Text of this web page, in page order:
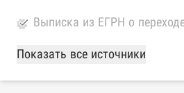
Выписка из ЕГРН о
База Росстата
Реестры ЕГРЮЛ и ЕГРИП
Показать все источники